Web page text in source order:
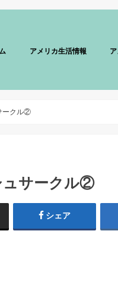
アメリカ生活情報
ークル②
ュサークル②
シェア